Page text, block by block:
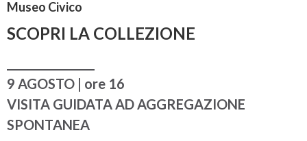
Museo Civico
SCOPRI LA COLLEZIONE
9 AGOSTO | ore 16
VISITA GUIDATA AD AGGREGAZIONE
SPONTANEA